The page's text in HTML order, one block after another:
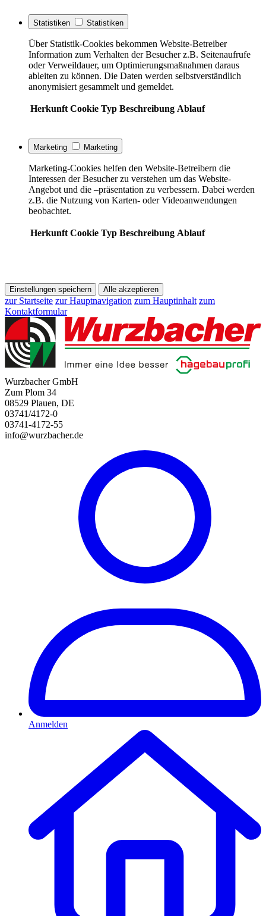
Statistiken Statistiken
Über Statistik-Cookies bekommen Website-Betreiber
Information zum Verhalten der Besucher z.B. Seitenaufrufe
oder Verweildauer, um Optimierungsmaßnahmen daraus
ableiten zu können. Die Daten werden selbstverständlich
anonymisiert gesammelt und gemeldet.
Herkunft Cookie Typ Beschreibung Ablauf
Marketing Marketing
Marketing-Cookies helfen den Website-Betreibern die
Interessen der Besucher zu verstehen um das Website-
Angebot und die –präsentation zu verbessern. Dabei werden
z.B. die Nutzung von Karten- oder Videoanwendungen
beobachtet.
Herkunft Cookie Typ Beschreibung Ablauf
Einstellungen speichern Alle akzeptieren
zur Startseite zur Hauptnavigation zum Hauptinhalt zum
Kontaktformular
Wurzbacher GmbH
Zum Plom 34
08529 Plauen, DE
03741/4172-0
03741-4172-55
info@wurzbacher.de
Anmelden